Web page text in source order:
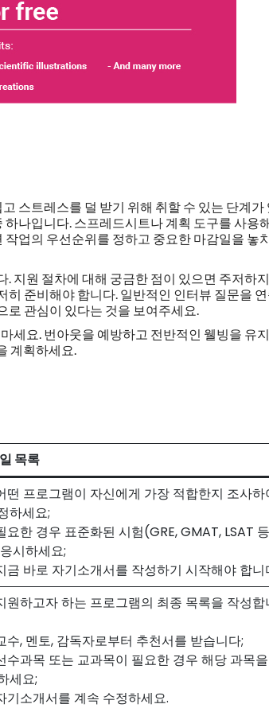
스트레스를 덜 받기 위해 취할 수 있는 단계가
나입니다. 스프레드시트나 계획 도구를 사용
업의 우선순위를 정하고 중요한 마감일을 놓
지원 절차에 대해 궁금한 점이 있으면 주저하
준비해야 합니다. 일반적인 인터뷰 질문을
로 관심이 있다는 것을 보여주세요.
세요. 번아웃을 예방하고 전반적인 웰빙을 유
계획하세요.
목록
떤 프로그램이 자신에게 가장 적합한지 조사하
하세요;
요한 경우 표준화된 시험(GRE, GMAT, LSAT
시하세요;
금 바로 자기소개서를 작성하기 시작해야 합니
원하고자 하는 프로그램의 최종 목록을 작성합
수, 멘토, 감독자로부터 추천서를 받습니다;
수과목 또는 교과목이 필요한 경우 해당 과목
세요;
기소개서를 계속 수정하세요.